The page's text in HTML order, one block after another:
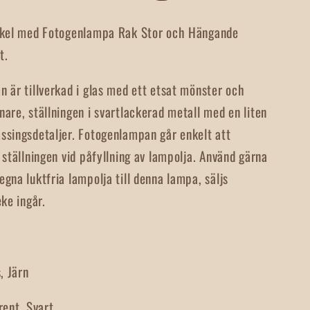
med Fotogenlampa Rak Stor och Hängande
är tillverkad i glas med ett etsat mönster och
ställningen i svartlackerad metall med en liten
Fotogenlampan går enkelt att
vid påfyllning av lampolja. Använd gärna
luktfria lampolja till denna lampa, säljs
ingår.
Järn